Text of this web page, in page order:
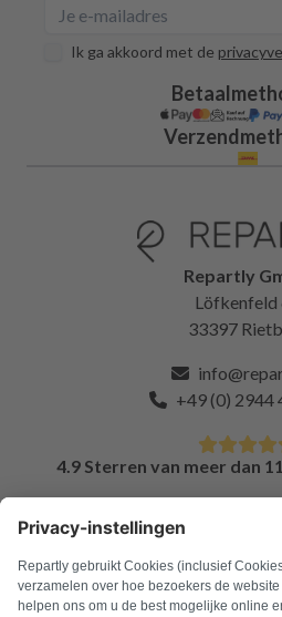
Ik ga akkoord met de
Repartly
Löfkenfeld
33397
+49 (0) 2944
4.9 Sterren van meer dan